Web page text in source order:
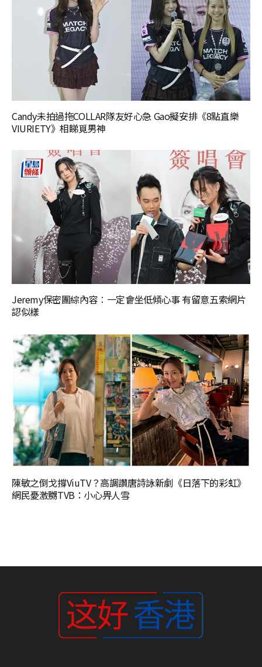
Candy未拍過拖COLLAR隊友好心急 Gao擬安排《8點直樂
VIURIETY》相睇覓男神
Jeremy保密團綜內容︰一定會坐低傾心事 有留意五索網片
認似樣
陳敏之倒戈撐ViuTV？高調讚唐詩詠新劇《日落下的彩虹》
網民憂激嬲TVB：小心畀人雪